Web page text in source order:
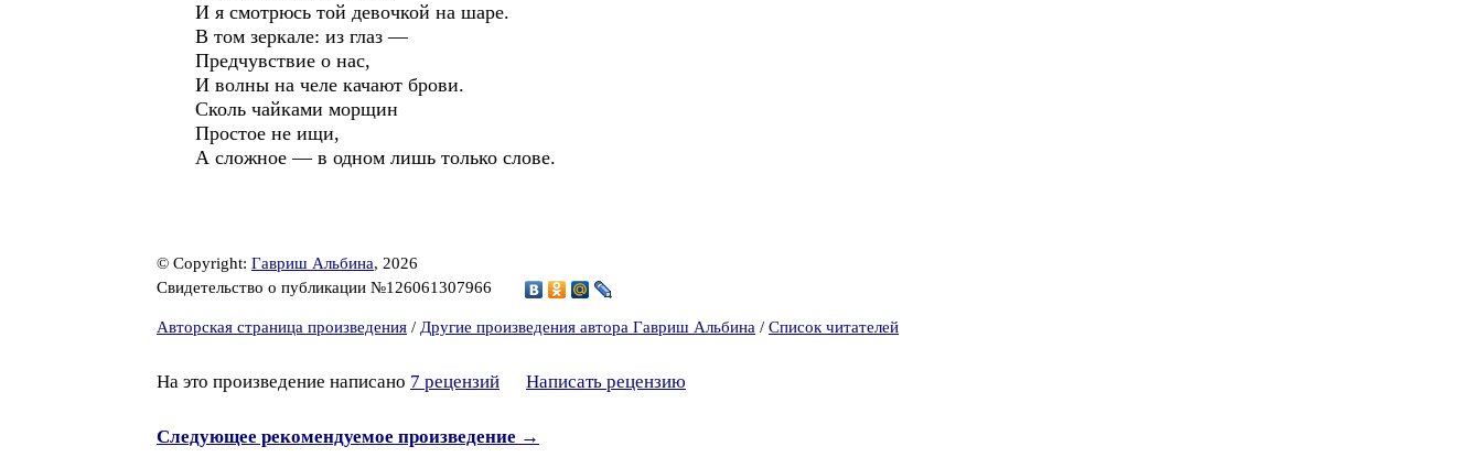
И я смотрюсь той девочкой на шаре.
В том зеркале: из глаз —
Предчувствие о нас,
И волны на челе качают брови.
Сколь чайками морщин
Простое не ищи,
А сложное — в одном лишь только слове.
© Copyright: Гавриш Альбина, 2026
Свидетельство о публикации №126061307966
Авторская страница произведения / Другие произведения автора Гавриш Альбина / Список читателей
На это произведение написано 7 рецензий Написать рецензию
Следующее рекомендуемое произведение →